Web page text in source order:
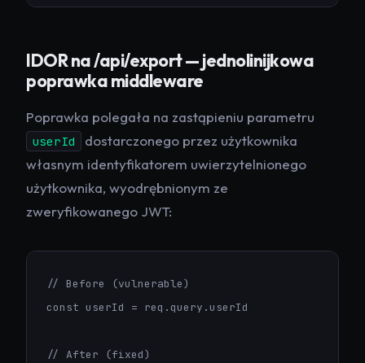
IDOR na /api/export — jednolinijkowa
poprawka middleware
Poprawka polegała na zastąpieniu parametru
userId
dostarczonego przez użytkownika
własnym identyfikatorem uwierzytelnionego
użytkownika, wyodrębnionym ze
zweryfikowanego JWT:
// Before (vulnerable)
const userId = req.query.userId
// After (fixed)